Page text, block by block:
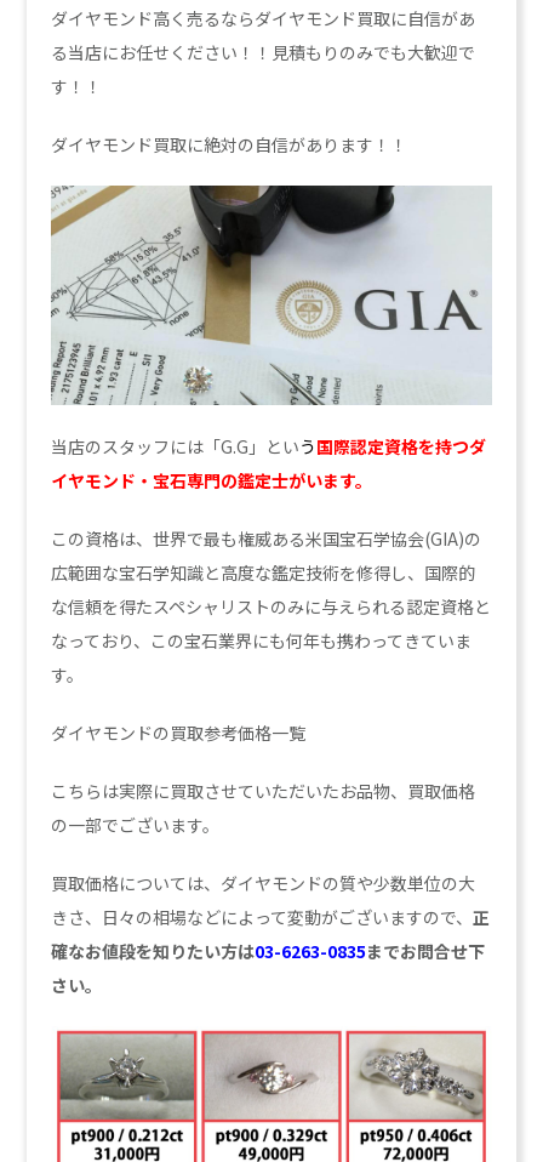
ダイヤモンド高く売るならダイヤモンド買取に自信があ
る当店にお任せください！！見積もりのみでも大歓迎で
す！！
ダイヤモンド買取に絶対の自信があります！！
当店のスタッフには「G.G」という国際認定資格を持つダ
イヤモンド・宝石専門の鑑定士がいます。
この資格は、世界で最も権威ある米国宝石学協会(GIA)の
広範囲な宝石学知識と高度な鑑定技術を修得し、国際的
な信頼を得たスペシャリストのみに与えられる認定資格と
なっており、この宝石業界にも何年も携わってきていま
す。
ダイヤモンドの買取参考価格一覧
こちらは実際に買取させていただいたお品物、買取価格
の一部でございます。
買取価格については、ダイヤモンドの質や少数単位の大
きさ、日々の相場などによって変動がございますので、正
確なお値段を知りたい方は03-6263-0835までお問合せ下
さい。